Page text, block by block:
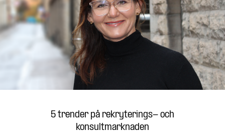
5 trender på rekryterings- och
konsultmarknaden